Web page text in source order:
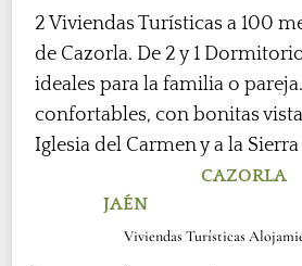
2 Viviendas Turísticas a 100
de Cazorla. De 2 y 1
ideales para la familia o
confortables, con bonitas
Iglesia del Carmen y a la
CAZORLA
JAÉN
Viviendas Turísticas